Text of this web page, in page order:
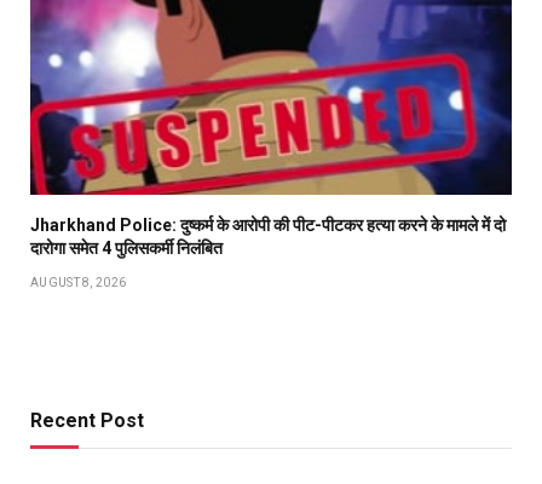
Jharkhand Police: दुष्कर्म के आरोपी की पीट-पीटकर हत्या करने के मामले में दो
दारोगा समेत 4 पुलिसकर्मी निलंबित
AUGUST 8, 2026
Recent Post